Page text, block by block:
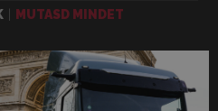
MUTASD MINDET